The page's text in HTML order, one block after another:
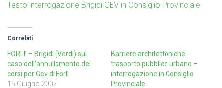
Testo interrogazione Brigidi GEV in Consiglio Provinciale
Correlati
FORLI’ – Brigidi (Verdi) sul
caso dell’annullamento dei
corsi per Gev di Forlì
15 Giugno 2007
Barriere architettoniche
trasporto pubblico urbano –
interrogazione in Consiglio
Provinciale